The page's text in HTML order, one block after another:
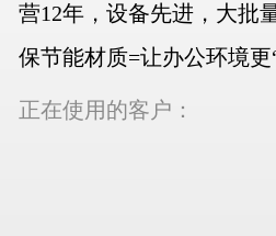
营12年，设备先进，大批
保节能材质=让办公环境更“
正在使用的客户：